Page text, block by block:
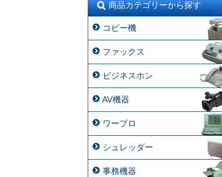
商品カテゴリーから探す
コピー機
ファックス
ビジネスホン
AV機器
ワープロ
シュレッダー
事務機器